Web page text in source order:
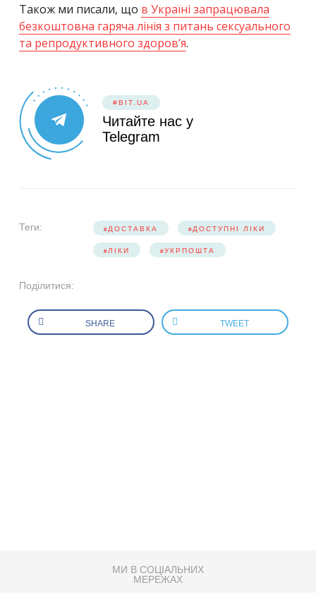
Також ми писали, що в Україні запрацювала
безкоштовна гаряча лінія з питань сексуального
та репродуктивного здоров’я.
#BIT.UA
Читайте нас у
Telegram
Теги: ДОСТАВКА ДОСТУПНІ ЛІКИ
ЛІКИ УКРПОШТА
Поділитися:
SHARE TWEET
МИ В СОЦІАЛЬНИХ
МЕРЕЖАХ